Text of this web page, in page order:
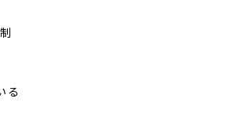
る